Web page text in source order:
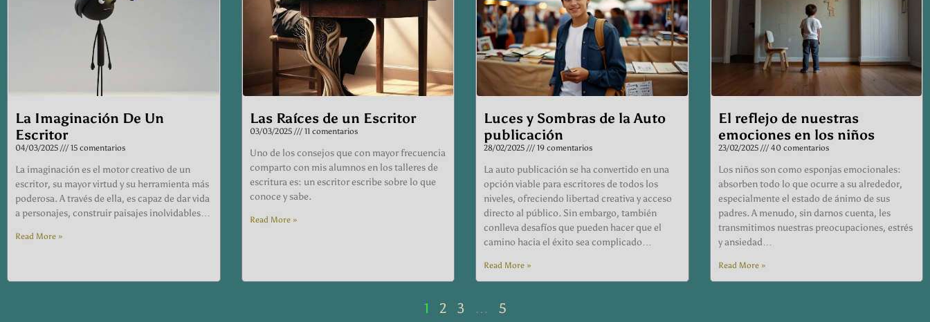
La Imaginación De Un
Escritor
04/03/2025 15 comentarios
La imaginación es el motor creativo de un
escritor, su mayor virtud y su herramienta más
poderosa. A través de ella, es capaz de dar vida
a personajes, construir paisajes inolvidables…
Read More »
Las Raíces de un Escritor
03/03/2025 11 comentarios
Uno de los consejos que con mayor frecuencia
comparto con mis alumnos en los talleres de
escritura es: un escritor escribe sobre lo que
conoce y sabe.
Read More »
Luces y Sombras de la Auto
publicación
28/02/2025 19 comentarios
La auto publicación se ha convertido en una
opción viable para escritores de todos los
niveles, ofreciendo libertad creativa y acceso
directo al público. Sin embargo, también
conlleva desafíos que pueden hacer que el
camino hacia el éxito sea complicado…
Read More »
El reflejo de nuestras
emociones en los niños
23/02/2025 40 comentarios
Los niños son como esponjas emocionales:
absorben todo lo que ocurre a su alrededor,
especialmente el estado de ánimo de sus
padres. A menudo, sin darnos cuenta, les
transmitimos nuestras preocupaciones, estrés
y ansiedad…
Read More »
1 2 3 … 5